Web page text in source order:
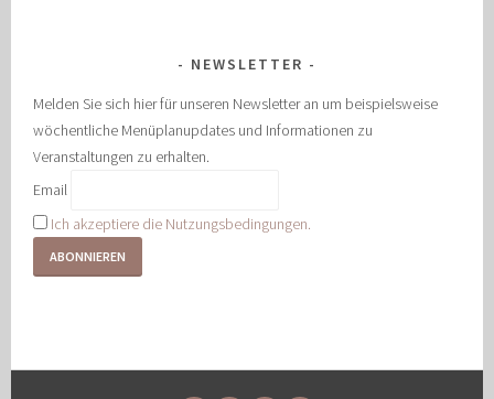
NEWSLETTER
Melden Sie sich hier für unseren Newsletter an um beispielsweise
wöchentliche Menüplanupdates und Informationen zu
Veranstaltungen zu erhalten.
Email
Ich akzeptiere die Nutzungsbedingungen.